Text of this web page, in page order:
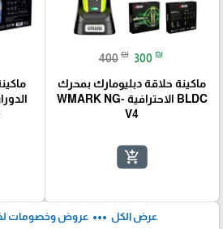
400 ₪ 300 ₪
ماكينة حلاقة دبليومارك بمحرك
BLDC الاحترافية WMARK NG-
V4
add_shopping_cart
عرض الكل more_horiz عروض وخصومات